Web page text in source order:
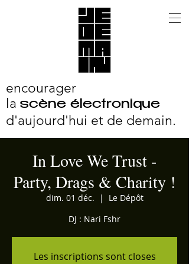
encourager
la scène électronique
d'aujourd'hui et de demain.
In Love We Trust -
Party, Drags & Charity !
dim. 01 déc.
  |
Le Dépôt
DJ : Nari Fshr
Les inscriptions sont closes